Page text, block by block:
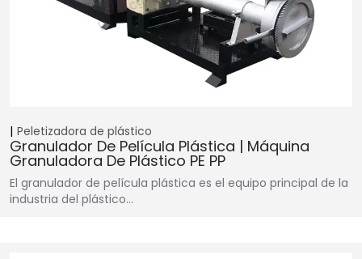
Peletizadora de plástico
Granulador De Película Plástica | Máquina
Granuladora De Plástico PE PP
El granulador de película plástica es el equipo principal de la
industria del plástico...